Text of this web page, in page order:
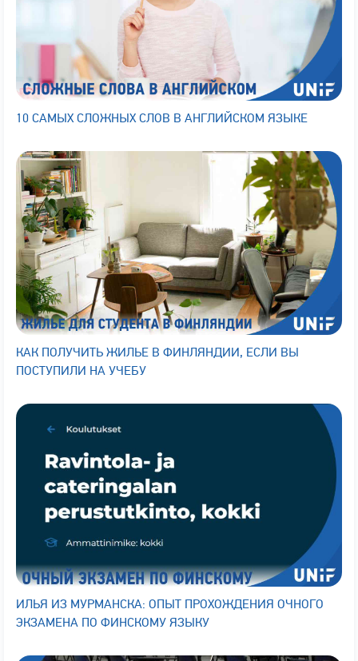
10 САМЫХ СЛОЖНЫХ СЛОВ В АНГЛИЙСКОМ ЯЗЫКЕ
КАК ПОЛУЧИТЬ ЖИЛЬЕ В ФИНЛЯНДИИ, ЕСЛИ ВЫ
ПОСТУПИЛИ НА УЧЕБУ
ИЛЬЯ ИЗ МУРМАНСКА: ОПЫТ ПРОХОЖДЕНИЯ ОЧНОГО
ЭКЗАМЕНА ПО ФИНСКОМУ ЯЗЫКУ